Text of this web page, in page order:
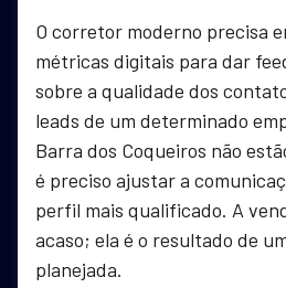
O corretor moderno precisa
métricas digitais para dar
sobre a qualidade dos
leads de um determinado
Barra dos Coqueiros não
é preciso ajustar a
perfil mais qualificado. A
acaso; ela é o resultado de
planejada.